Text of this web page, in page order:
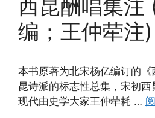
西昆酬唱集
编；王仲荦注)
本书原著为北宋杨亿编订的
昆诗派的标志性总集，宋初西
现代由史学大家王仲荦耗 …